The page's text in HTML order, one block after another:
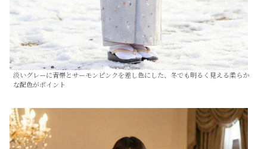
淡いグレーに青帯とサーモンピンクを差し色にした、冬でも明るく見える柔らか
な配色がポイント